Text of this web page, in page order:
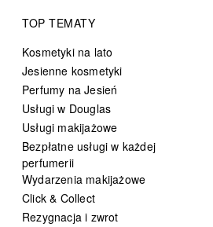
TOP TEMATY
Kosmetyki na lato
Jesienne kosmetyki
Perfumy na Jesień
Usługi w Douglas
Usługi makijażowe
Bezpłatne usługi w każdej
perfumerii
Wydarzenia makijażowe
Click & Collect
Rezygnacja i zwrot